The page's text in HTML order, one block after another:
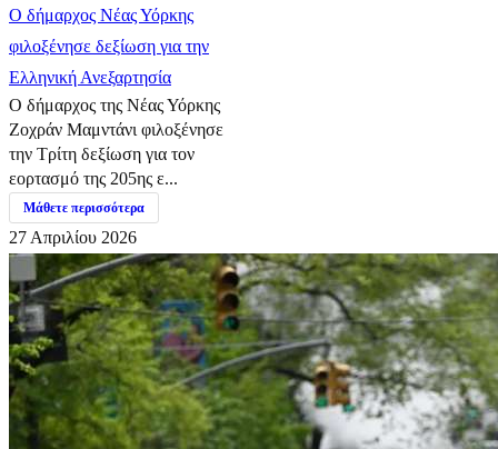
Ο δήμαρχος Νέας Υόρκης
φιλοξένησε δεξίωση για την
Ελληνική Ανεξαρτησία
Ο δήμαρχος της Νέας Υόρκης
Ζοχράν Μαμντάνι φιλοξένησε
την Τρίτη δεξίωση για τον
εορτασμό της 205ης ε...
Μάθετε περισσότερα
27 Απριλίου 2026